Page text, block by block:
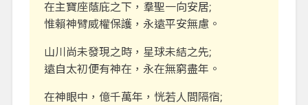
在主寶座蔭庇之下，羣聖一向安居;
惟賴神臂威權保護，永遠平安無慮。
山川尚未發現之時，星球未結之先;
遠自太初便有神在，永在無窮盡年。
在神眼中，億千萬年，恍若人間隔宿;